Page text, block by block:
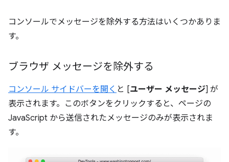
コンソールでメッセージを除外する方法はいくつかありま
す。
ブラウザ メッセージを除外する
コンソール サイドバーを開く と [ユーザー メッセージ] が
表示されます。このボタンをクリックすると、ページの
JavaScript から送信されたメッセージのみが表示されま
す。